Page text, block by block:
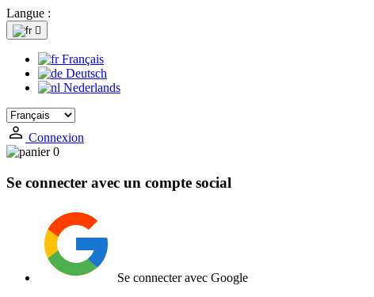
Langue :

Français
Deutsch
Nederlands
Connexion
0
Se connecter avec un compte social
Se connecter avec Google